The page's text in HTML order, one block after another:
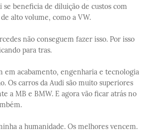
se beneficia de diluição de custos com
alto volume, como a VW.
não conseguem fazer isso. Por isso
para tras.
em acabamento, engenharia e tecnologia
Os carros da Audi são muito superiores
a MB e BMW. E agora vão ficar atrás no
a humanidade. Os melhores vencem.